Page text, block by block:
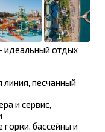
идеальный отдых
песчанный
и сервис,
бассейны и